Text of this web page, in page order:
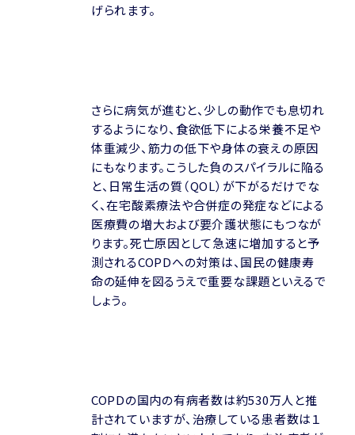
げられます。
さらに病気が進むと、少しの動作でも息切れ
するようになり、食欲低下による栄養不足や
体重減少、筋力の低下や身体の衰えの原因
にもなります。こうした負のスパイラルに陥る
と、日常生活の質（QOL）が下がるだけでな
く、在宅酸素療法や合併症の発症などによる
医療費の増大および要介護状態にもつなが
ります。死亡原因として急速に増加すると予
測されるCOPDへの対策は、国民の健康寿
命の延伸を図るうえで重要な課題といえるで
しょう。
COPDの国内の有病者数は約530万人と推
計されていますが、治療している患者数は１